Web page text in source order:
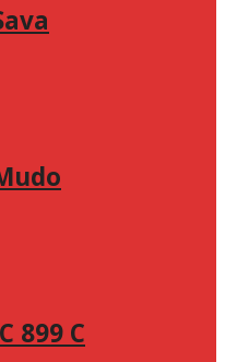
899 C